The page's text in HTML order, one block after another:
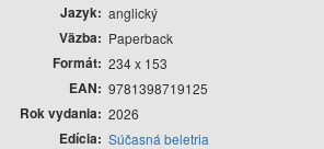
Jazyk anglický
Väzba Paperback
Formát 234 x 153
EAN 9781398719125
Rok vydania 2026
Edícia Súčasná beletria